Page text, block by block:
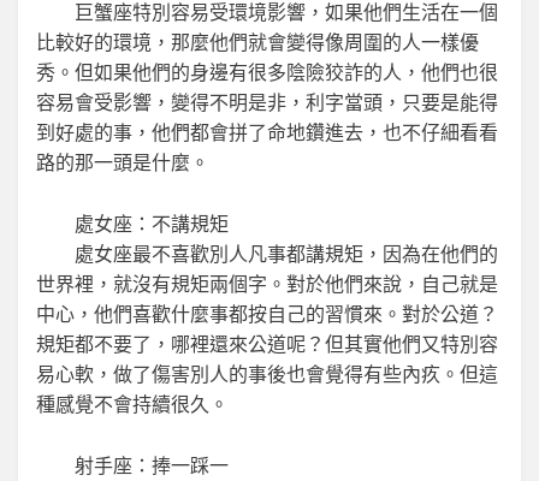
巨蟹座特別容易受環境影響，如果他們生活在一個
比較好的環境，那麼他們就會變得像周圍的人一樣優
秀。但如果他們的身邊有很多陰險狡詐的人，他們也很
容易會受影響，變得不明是非，利字當頭，只要是能得
到好處的事，他們都會拼了命地鑽進去，也不仔細看看
路的那一頭是什麼。
處女座：不講規矩
處女座最不喜歡別人凡事都講規矩，因為在他們的
世界裡，就沒有規矩兩個字。對於他們來說，自己就是
中心，他們喜歡什麼事都按自己的習慣來。對於公道？
規矩都不要了，哪裡還來公道呢？但其實他們又特別容
易心軟，做了傷害別人的事後也會覺得有些內疚。但這
種感覺不會持續很久。
射手座：捧一踩一